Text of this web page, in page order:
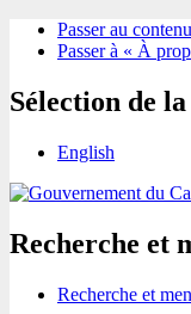
Passer au
Passer à « À
Sélection de
English
Recherche et
Recherche et